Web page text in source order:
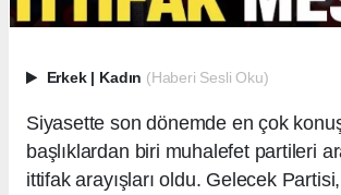
Erkek | Kadın (Haberi Sesli Oku)
Siyasette son dönemde en çok
başlıklardan biri muhalefet partileri
ittifak arayışları oldu. Gelecek